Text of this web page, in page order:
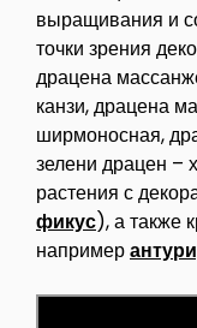
выращивания и
точки зрения
драцена
канзи, драцена
ширмоносная,
зелени драцен –
растения с
фикус), а также
например